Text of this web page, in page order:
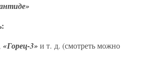
«Горец-3»и т. д. (смотреть можно